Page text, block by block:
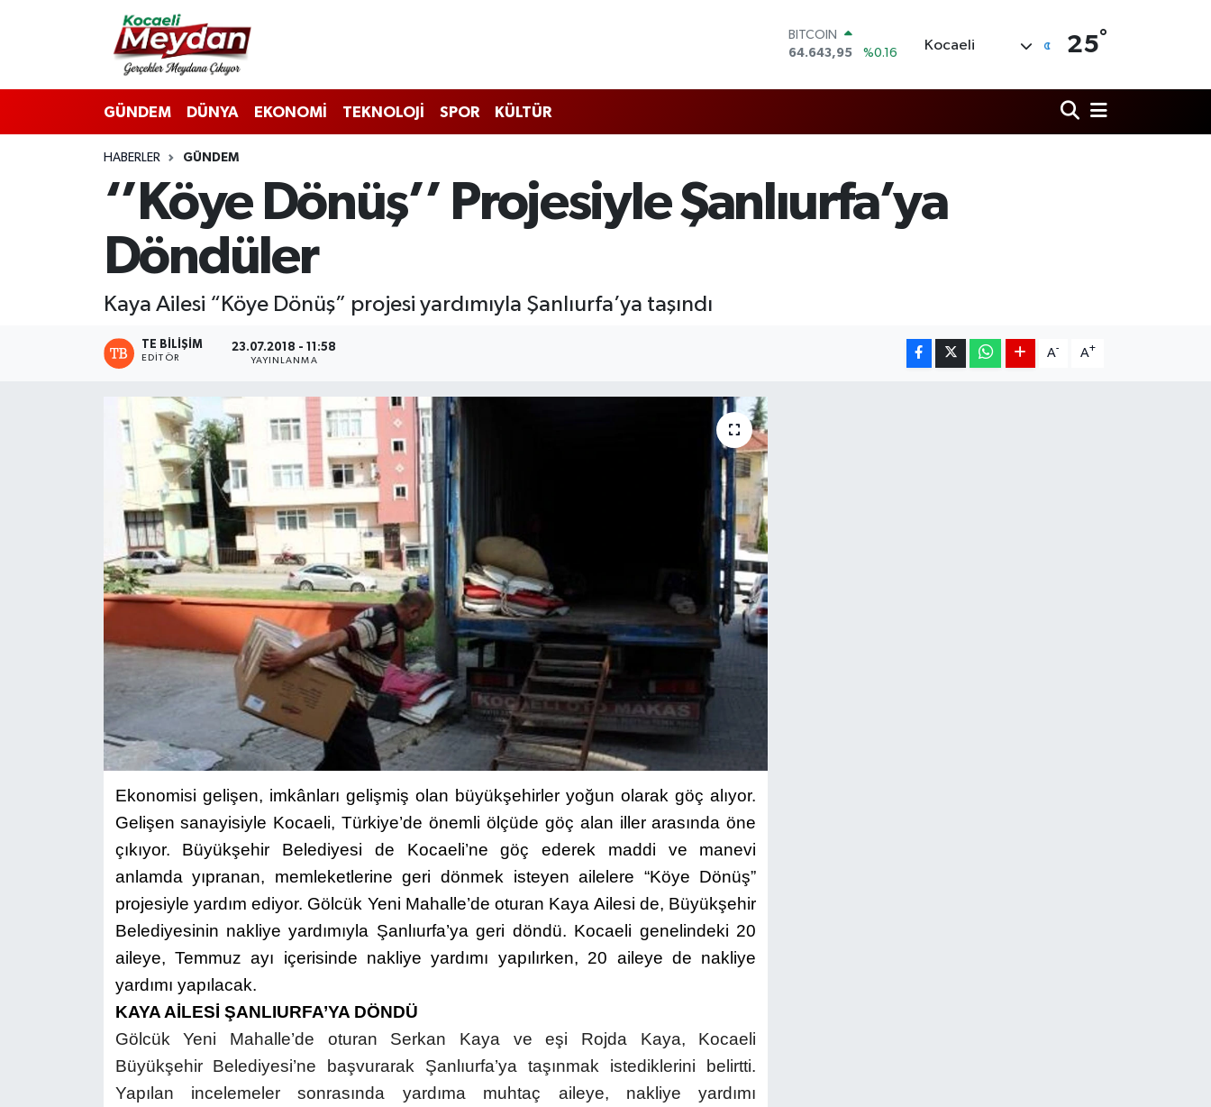
BITCOIN
64.643,95
%0.16
6500.87
%0.12
BİST100
Kocaeli 25°
GÜNDEM DÜNYA EKONOMİ TEKNOLOJİ SPOR KÜLTÜR
HABERLER GÜNDEM
‘’Köye Dönüş’’ Projesiyle Şanlıurfa’ya
Döndüler
Kaya Ailesi “Köye Dönüş” projesi yardımıyla Şanlıurfa’ya taşındı
TE BILIŞIM
EDITÖR
23.07.2018 - 11:58
YAYINLANMA
A- A+
Ekonomisi gelişen, imkânları gelişmiş olan büyükşehirler yoğun olarak göç alıyor.
Gelişen sanayisiyle Kocaeli, Türkiye’de önemli ölçüde göç alan iller arasında öne
çıkıyor. Büyükşehir Belediyesi de Kocaeli’ne göç ederek maddi ve manevi
anlamda yıpranan, memleketlerine geri dönmek isteyen ailelere “Köye Dönüş”
projesiyle yardım ediyor. Gölcük Yeni Mahalle’de oturan Kaya Ailesi de, Büyükşehir
Belediyesinin nakliye yardımıyla Şanlıurfa’ya geri döndü. Kocaeli genelindeki 20
aileye, Temmuz ayı içerisinde nakliye yardımı yapılırken, 20 aileye de nakliye
yardımı yapılacak.
KAYA AİLESİ ŞANLIURFA’YA DÖNDÜ
Gölcük Yeni Mahalle’de oturan Serkan Kaya ve eşi Rojda Kaya, Kocaeli
Büyükşehir Belediyesi’ne başvurarak Şanlıurfa’ya taşınmak istediklerini belirtti.
Yapılan incelemeler sonrasında yardıma muhtaç aileye, nakliye yardımı
Nöbetçi Eczaneler
Hava Durumu
Trafik Durumu
Süper Lig Puan Durumu ve Fikstür
Tüm Manşetler
Son Dakika Haberleri
Haber Arşivi